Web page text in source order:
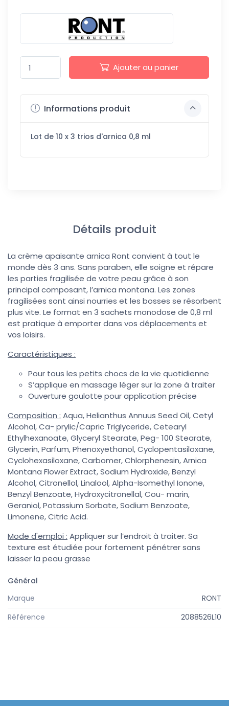
Ajouter au panier
Informations produit
Lot de 10 x 3 trios d'arnica 0,8 ml
Détails produit
La crème apaisante arnica Ront convient à tout le
monde dès 3 ans. Sans paraben, elle soigne et répare
les parties fragilisée de votre peau grâce à son
principal composant, l’arnica montana. Les zones
fragilisées sont ainsi nourries et les bosses se résorbent
plus vite. Le format en 3 sachets monodose de 0,8 ml
est pratique à emporter dans vos déplacements et
vos loisirs.
Caractéristiques :
Pour tous les petits chocs de la vie quotidienne
S’applique en massage léger sur la zone à traiter
Ouverture goulotte pour application précise
Composition : Aqua, Helianthus Annuus Seed Oil, Cetyl
Alcohol, Ca- prylic/Capric Triglyceride, Cetearyl
Ethylhexanoate, Glyceryl Stearate, Peg- 100 Stearate,
Glycerin, Parfum, Phenoxyethanol, Cyclopentasiloxane,
Cyclohexasiloxane, Carbomer, Chlorphenesin, Arnica
Montana Flower Extract, Sodium Hydroxide, Benzyl
Alcohol, Citronellol, Linalool, Alpha-Isomethyl Ionone,
Benzyl Benzoate, Hydroxycitronellal, Cou- marin,
Geraniol, Potassium Sorbate, Sodium Benzoate,
Limonene, Citric Acid.
Mode d'emploi : Appliquer sur l’endroit à traiter. Sa
texture est étudiée pour fortement pénétrer sans
laisser la peau grasse
Général
Marque
RONT
Référence
2088526L10